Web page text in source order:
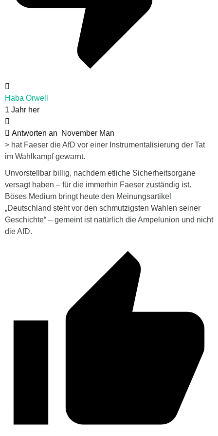
Haba Orwell
1 Jahr her
Antworten an
November Man
> hat Faeser die AfD vor einer Instrumentalisierung der Tat
im Wahlkampf gewarnt.
Unvorstellbar billig, nachdem etliche Sicherheitsorgane
versagt haben – für die immerhin Faeser zuständig ist.
Böses Medium bringt heute den Meinungsartikel
„Deutschland steht vor den schmutzigsten Wahlen seiner
Geschichte“ – gemeint ist natürlich die Ampelunion und nicht
die AfD.